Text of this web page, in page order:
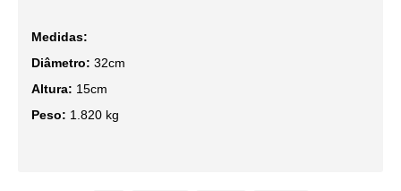
Medidas:
Diâmetro: 32cm
Altura: 15cm
Peso: 1.820 kg